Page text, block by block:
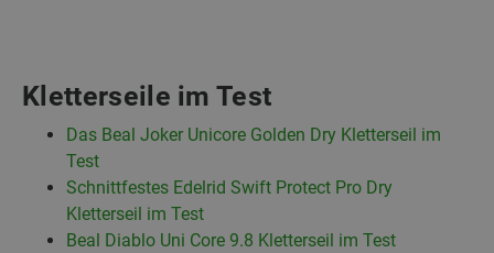
Kletterseile im Test
Das Beal Joker Unicore Golden Dry Kletterseil im
Test
Schnittfestes Edelrid Swift Protect Pro Dry
Kletterseil im Test
Beal Diablo Uni Core 9.8 Kletterseil im Test